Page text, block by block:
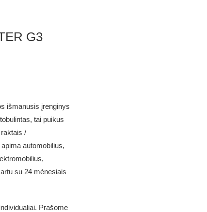
G3
išmanusis įrenginys
tai puikus
/
automobilius,
su 24 mėnesiais
Prašome